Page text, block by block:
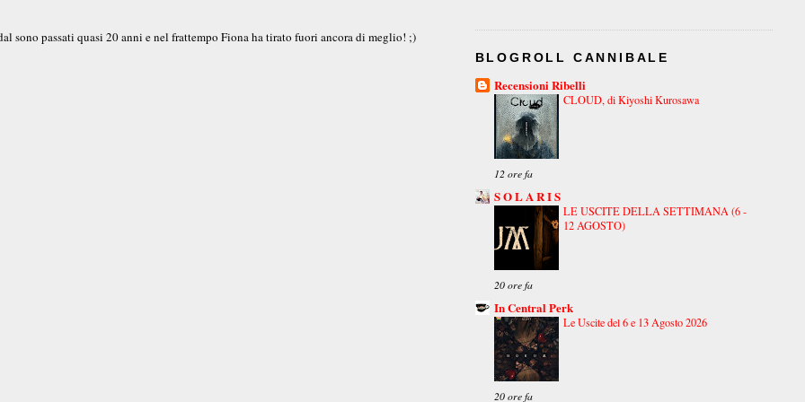
sono passati quasi 20 anni e nel frattempo Fiona ha tirato fuori ancora di meglio! ;)
BLOGROLL CANNIBALE
Recensioni Ribelli
CLOUD, di Kiyoshi Kurosawa
12 ore fa
S O L A R I S
LE USCITE DELLA SETTIMANA (6 -
12 AGOSTO)
20 ore fa
In Central Perk
Le Uscite del 6 e 13 Agosto 2026
20 ore fa